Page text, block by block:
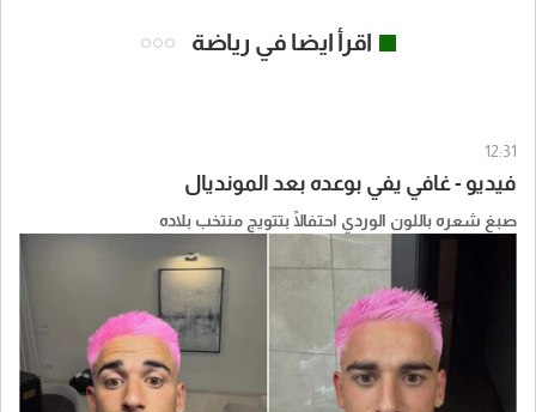
اقرأ ايضا في رياضة
12:31
فيديو - غافي يفي بوعده بعد المونديال
صبغ شعره باللون الوردي احتفالًا بتتويج منتخب بلاده